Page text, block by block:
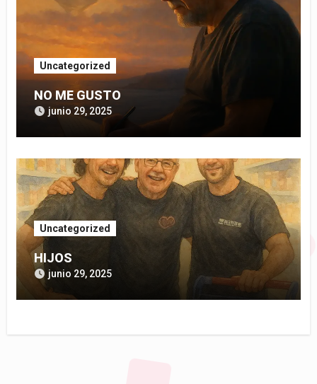
Uncategorized
NO ME GUSTO
junio 29, 2025
Uncategorized
HIJOS
junio 29, 2025